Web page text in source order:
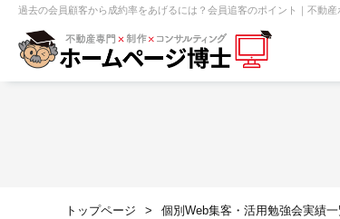
過去の会員顧客から成約率をあげるには？会員追客のポイント｜不動
トップページ 個別Web集客・活用勉強会実績一